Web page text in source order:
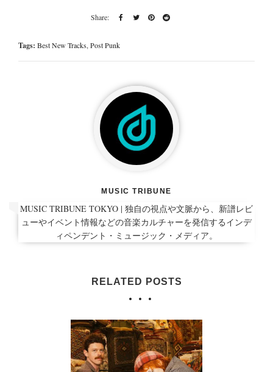
Tags: Best New Tracks,Post Punk
MUSIC TRIBUNE
MUSIC TRIBUNE TOKYO | 独自の視点や文脈から、新譜レビ
ューやイベント情報などの音楽カルチャーを発信するインデ
ィペンデント・ミュージック・メディア。
RELATED POSTS